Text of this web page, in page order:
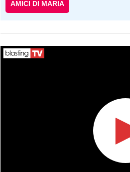
AMICI DI MARIA